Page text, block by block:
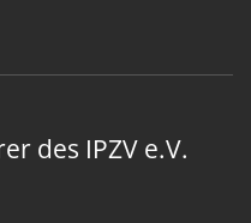
des IPZV e.V.